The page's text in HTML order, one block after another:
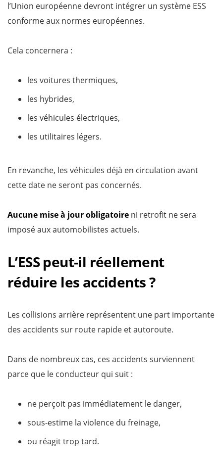
l’Union européenne devront intégrer un système ESS
conforme aux normes européennes.
Cela concernera :
les voitures thermiques,
les hybrides,
les véhicules électriques,
les utilitaires légers.
En revanche, les véhicules déjà en circulation avant
cette date ne seront pas concernés.
Aucune mise à jour obligatoire ni retrofit ne sera
imposé aux automobilistes actuels.
L’ESS peut-il réellement
réduire les accidents ?
Les collisions arrière représentent une part importante
des accidents sur route rapide et autoroute.
Dans de nombreux cas, ces accidents surviennent
parce que le conducteur qui suit :
ne perçoit pas immédiatement le danger,
sous-estime la violence du freinage,
ou réagit trop tard.